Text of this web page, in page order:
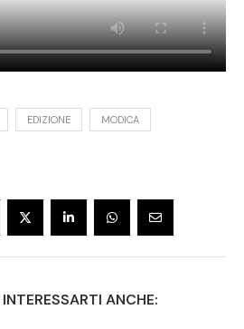
EDIZIONE MODICA
ANCHE: